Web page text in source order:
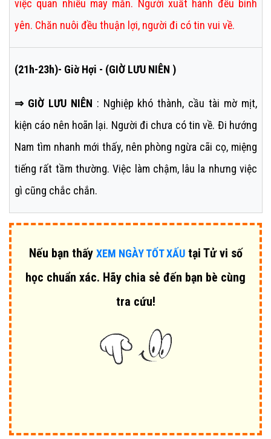
việc quan nhiều may mắn. Người xuất hành đều bình
yên. Chăn nuôi đều thuận lợi, người đi có tin vui về.
(21h-23h)- Giờ Hợi - (GIỜ LƯU NIÊN )
⇒ GIỜ LƯU NIÊN : Nghiệp khó thành, cầu tài mờ mịt,
kiện cáo nên hoãn lại. Người đi chưa có tin về. Đi hướng
Nam tìm nhanh mới thấy, nên phòng ngừa cãi cọ, miệng
tiếng rất tầm thường. Việc làm chậm, lâu la nhưng việc
gì cũng chắc chắn.
Nếu bạn thấy XEM NGÀY TỐT XẤUtại Tử vi số
học chuẩn xác. Hãy chia sẻ đến bạn bè cùng
tra cứu!